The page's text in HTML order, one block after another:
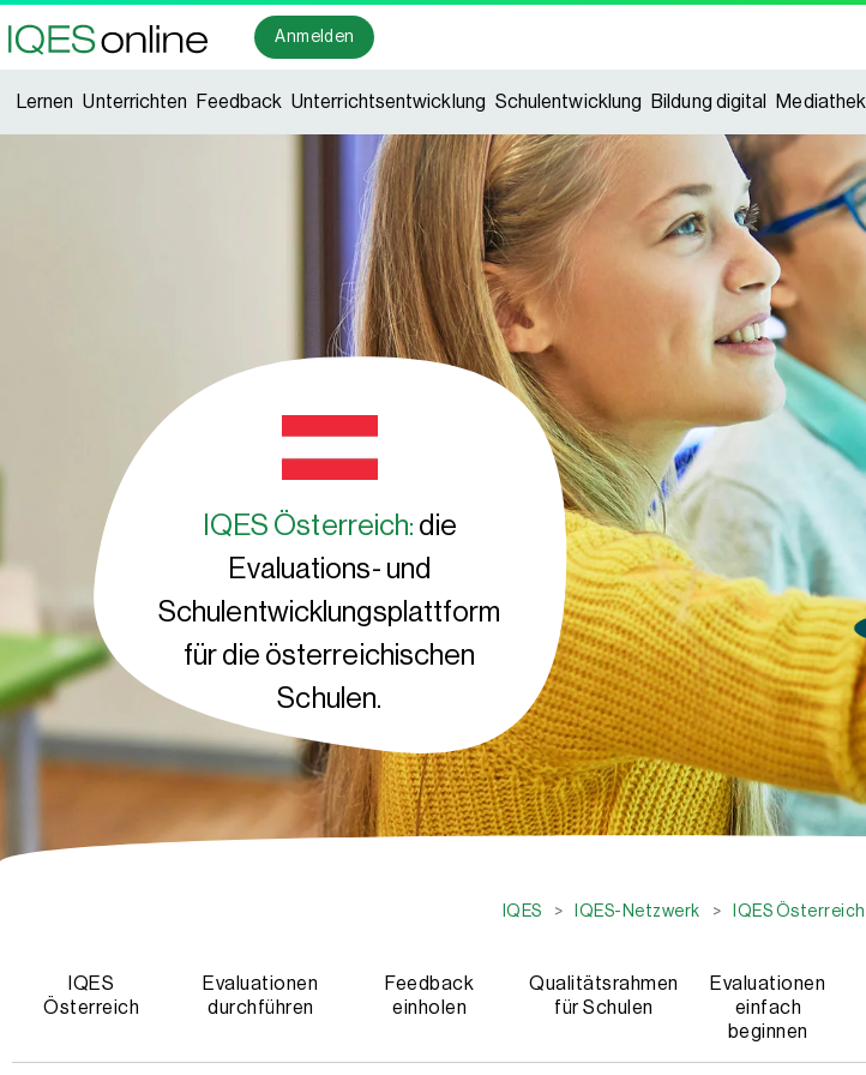
Anmelden
Lernen Unterrichten Feedback Unterrichtsentwicklung Schulentwicklung Bildung digital Mediathek
Lernen Unterrichten Feedback Unterrichtsentwicklung
IQES Österreich: die
Evaluations- und
Schulentwicklungsplattform
für die österreichischen
Schulen.
IQES > IQES-Netzwerk > IQES Österreich
IQES
Österreich
Evaluationen
durchführen
Feedback
einholen
Qualitätsrahmen
für Schulen
Evaluationen
einfach
beginnen